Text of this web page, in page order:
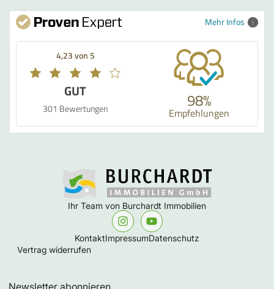
Mehr Infos
4,23 von 5
GUT
301 Bewertungen 98%
Empfehlungen
Ihr Team von Burchardt Immobilien
KontaktImpressumDatenschutz
Vertrag widerrufen